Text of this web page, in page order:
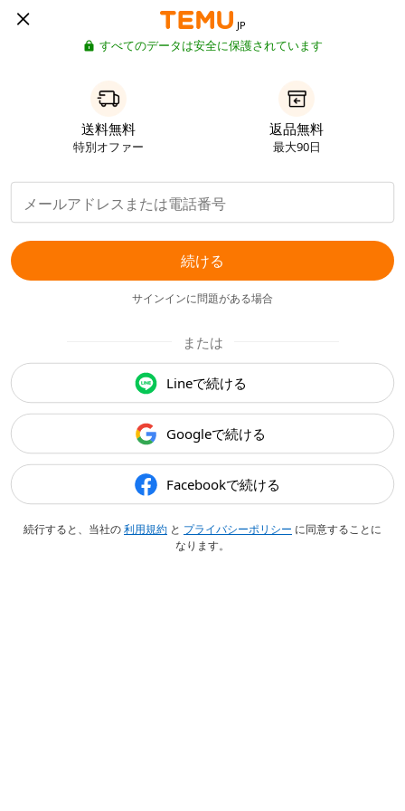
JP
すべてのデータは安全に保護されています
送料無料
特別オファー
返品無料
最大90日
続ける
サインインに問題がある場合
または
Lineで続ける
Googleで続ける
Facebookで続ける
続行すると、当社の利用規約 と プライバシーポリシー に同意することに
なります。